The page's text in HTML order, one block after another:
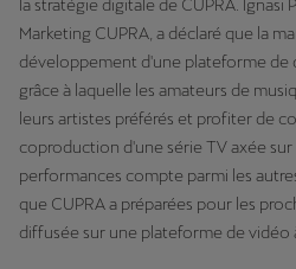
la stratégie digitale de CUPRA. Ignasi
Marketing CUPRA, a déclaré que la
développement d'une plateforme de
grâce à laquelle les amateurs de
leurs artistes préférés et profiter de
coproduction d'une série TV axée
performances compte parmi les
que CUPRA a préparées pour les
diffusée sur une plateforme de vidéo